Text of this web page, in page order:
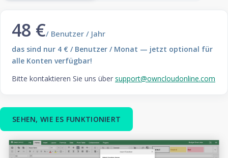
48 €/ Benutzer / Jahr
das sind nur 4 € / Benutzer / Monat — jetzt optional für
alle Konten verfügbar!
Bitte kontaktieren Sie uns über support@owncloudonline.com
SEHEN, WIE ES FUNKTIONIERT